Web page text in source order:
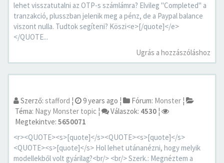
lehet visszatutalni az OTP-s számlámra? Elvileg "Completed" a
tranzakció, plusszban jelenik meg a pénz, de a Paypal balance
viszont nulla. Tudtok segíteni? Köszi<e>[/quote]</e>
</QUOTE...
Ugrás a hozzászóláshoz
Szerző: stafford ¦ 9 years ago ¦ Fórum: Monster ¦
Téma: Nagy Monster topic ¦ Válaszok: 4530 ¦
Megtekintve: 5650071
<r><QUOTE><s>[quote]</s><QUOTE><s>[quote]</s>
<QUOTE><s>[quote]</s> Hol lehet utánanézni, hogy melyik
modellekből volt gyárilag?<br/> <br/> Szerk.: Megnéztem a